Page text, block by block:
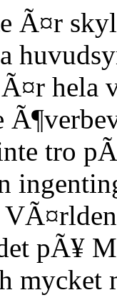
Ã¤r
hela
tro
pÃ¥
mycket